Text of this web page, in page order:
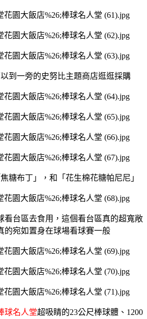
到一旁的史努比主題商店逛逛採購
糖布丁」， 和「花生棉花糖帕尼尼」
看台區去食用， 這個看台區真的超寬敞
的宛如置身在球場看球賽一般
球名人堂超吸睛的23公尺棒球體、1200